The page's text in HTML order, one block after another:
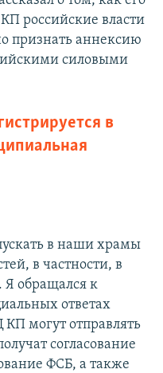
российские власти
признать аннексию
силовыми
в
в наши храмы
в частности, в
Я обращался к
ответах
могут отправлять
согласование
ФСБ, а также